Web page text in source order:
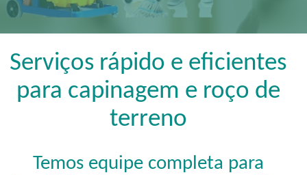
Serviços rápido e eficientes
para capinagem e roço de
terreno
Temos equipe completa para